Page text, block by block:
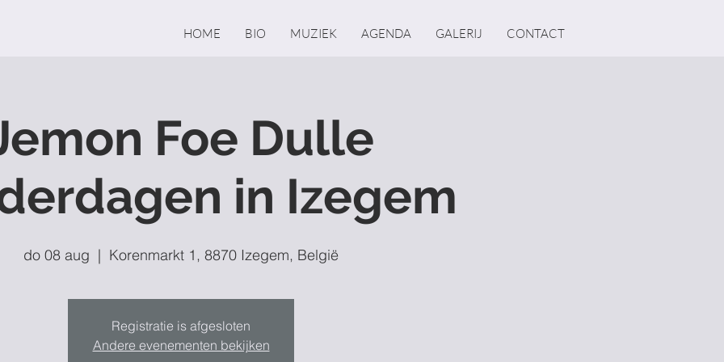
Foe Dulle
in Izegem
do 08 aug
  |
Korenmarkt 1, 8870 Izegem, België
Registratie is afgesloten
Andere evenementen bekijken
HOME BIO MUZIEK AGENDA GALERIJ CONTACT